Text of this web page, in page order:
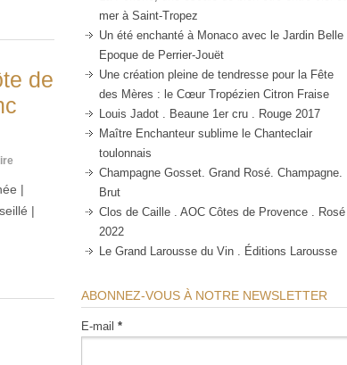
de
|
|
mer à Saint-Tropez
Un été enchanté à Monaco avec le Jardin Belle
Epoque de Perrier-Jouët
Une création pleine de tendresse pour la Fête
des Mères : le Cœur Tropézien Citron Fraise
Louis Jadot . Beaune 1er cru . Rouge 2017
Maître Enchanteur sublime le Chanteclair
toulonnais
Champagne Gosset. Grand Rosé. Champagne.
Brut
Clos de Caille . AOC Côtes de Provence . Rosé
2022
Le Grand Larousse du Vin . Éditions Larousse
ABONNEZ-VOUS À NOTRE NEWSLETTER
E-mail *